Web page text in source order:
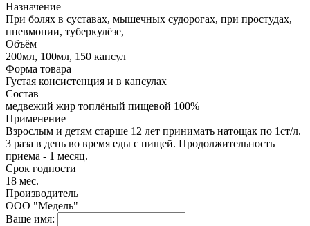
Назначение
При болях в суставах, мышечных судорогах, при простудах,
пневмонии, туберкулёзе,
Объём
200мл, 100мл, 150 капсул
Форма товара
Густая консистенция и в капсулах
Состав
медвежий жир топлёный пищевой 100%
Применение
Взрослым и детям старше 12 лет принимать натощак по 1ст/л.
3 раза в день во время еды с пищей. Продолжительность
приема - 1 месяц.
Срок годности
18 мес.
Производитель
ООО "Медель"
Ваше имя: